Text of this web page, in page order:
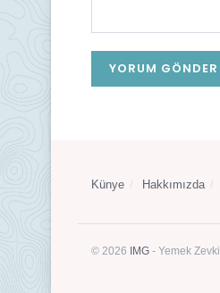
Künye Hakkımızda
© 2026 IMG - Yemek Zevki